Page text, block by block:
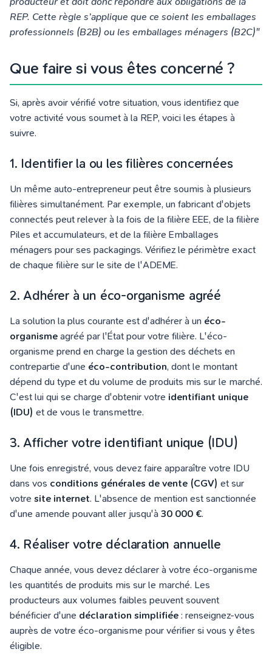
REP. Cette règle s’applique que ce soient les emballages
professionnels (B2B) ou les emballages ménagers (B2C)"
Que faire si vous êtes concerné ?
Si, après avoir vérifié votre situation, vous identifiez que
votre activité vous soumet à la REP, voici les étapes à
suivre.
1. Identifier la ou les filières concernées
Un même auto-entrepreneur peut être soumis à plusieurs
filières simultanément. Par exemple, un fabricant d'objets
connectés peut relever à la fois de la filière EEE, de la filière
Piles et accumulateurs, et de la filière Emballages
ménagers pour ses packagings. Vérifiez le périmètre exact
de chaque filière sur le site de l'ADEME.
2. Adhérer à un éco-organisme agréé
La solution la plus courante est d'adhérer à un éco-
organisme agréé par l'État pour votre filière. L'éco-
organisme prend en charge la gestion des déchets en
contrepartie d'une éco-contribution, dont le montant
dépend du type et du volume de produits mis sur le marché.
C'est lui qui se charge d'obtenir votre identifiant unique
(IDU) et de vous le transmettre.
3. Afficher votre identifiant unique (IDU)
Une fois enregistré, vous devez faire apparaître votre IDU
dans vos conditions générales de vente (CGV) et sur
votre site internet. L'absence de mention est sanctionnée
d'une amende pouvant aller jusqu'à 30 000 €.
4. Réaliser votre déclaration annuelle
Chaque année, vous devez déclarer à votre éco-organisme
les quantités de produits mis sur le marché. Les
producteurs aux volumes faibles peuvent souvent
bénéficier d'une déclaration simplifiée : renseignez-vous
auprès de votre éco-organisme pour vérifier si vous y êtes
éligible.